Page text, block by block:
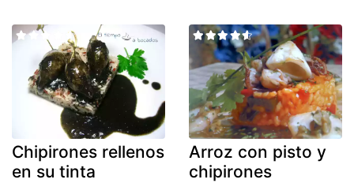
Chipirones rellenos
en su tinta
Arroz con pisto y
chipirones